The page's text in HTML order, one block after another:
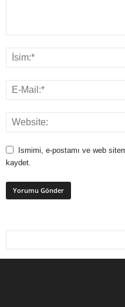
Ismimi, e-postamı ve web
kaydet.